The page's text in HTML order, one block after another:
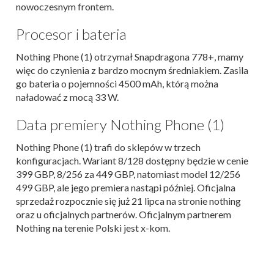
nowoczesnym frontem.
Procesor i bateria
Nothing Phone (1) otrzymał Snapdragona 778+, mamy
więc do czynienia z bardzo mocnym średniakiem. Zasila
go bateria o pojemności 4500 mAh, którą można
naładować z mocą 33 W.
Data premiery Nothing Phone (1)
Nothing Phone (1) trafi do sklepów w trzech
konfiguracjach. Wariant 8/128 dostępny będzie w cenie
399 GBP, 8/256 za 449 GBP, natomiast model 12/256
499 GBP, ale jego premiera nastąpi później. Oficjalna
sprzedaż rozpocznie się już 21 lipca na stronie nothing
oraz u oficjalnych partnerów. Oficjalnym partnerem
Nothing na terenie Polski jest x-kom.